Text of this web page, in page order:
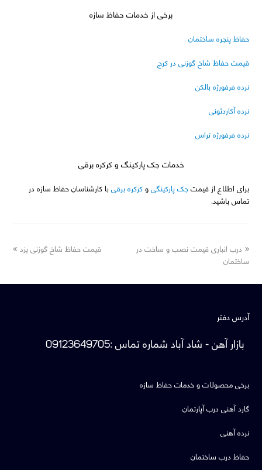
برخی از خدمات حفاظ سازه
حفاظ پنجره ساختمان
قیمت حفاظ شاخ گوزنی در کرج
نرده فرفورژه بالکن
نرده آکاردئونی
نرده فرفورژه تراس
خدمات جک پارکینگ و کرکره برقی
برای اطلاع از قیمتجک پارکینگیوکرکره برقی با کارشناسان حفاظ سازه در
تماس باشید.
previous
post:
درب انباری قیمت نصب و ساخت در
ساختمان
next
قیمت حفاظ شاخ گوزنی یزد
آدرس دفتر
بازار آهن - شاد آبادشماره تماس:
09123649705
برخی محصولات و خدمات حفاظ سازه
گارد آهنی درب آپارتمان
نرده آهنی
حفاظ درب ساختمان